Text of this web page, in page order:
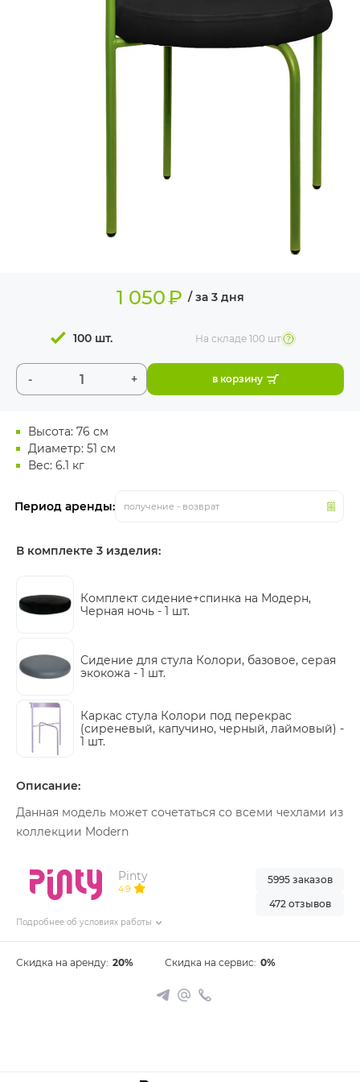
Высота: 76 см
Диаметр: 51 см
Вес: 6.1 кг
Период аренды: получение - возврат
1 050₽ / за 3 дня
- +
100 шт. На складе100 шт
в корзину
В комплекте 3 изделия:
Комплект сидение+спинка на Модерн,
Черная ночь - 1 шт.
Сидение для стула Колори, базовое, серая
экокожа - 1 шт.
Каркас стула Колори под перекрас
(сиреневый, капучино, черный, лаймовый) -
1 шт.
Описание:
Данная модель может сочетаться со всеми чехлами из
коллекции Modern
Pinty
4.9
Подробнее об условиях работы
5995 заказов
472 отзывов
Скидка на аренду: 20% Скидка на сервис: 0%